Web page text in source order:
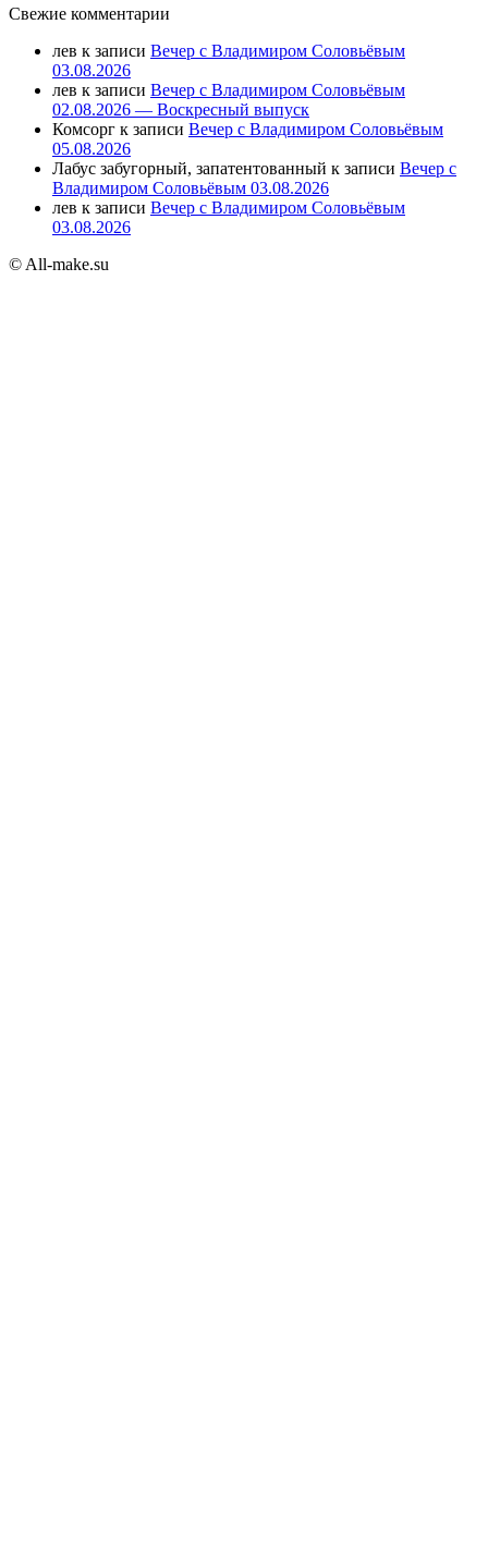
Свежие комментарии
лев к записи Вечер с Владимиром Соловьёвым
03.08.2026
лев к записи Вечер с Владимиром Соловьёвым
02.08.2026 — Воскресный выпуск
Комсорг к записи Вечер с Владимиром Соловьёвым
05.08.2026
Лабус забугорный, запатентованный к записи Вечер с
Владимиром Соловьёвым 03.08.2026
лев к записи Вечер с Владимиром Соловьёвым
03.08.2026
© All-make.su